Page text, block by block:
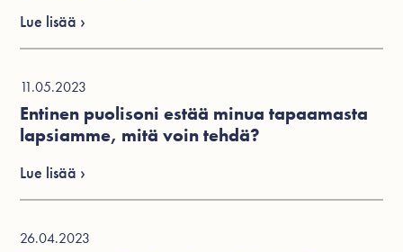
26.04.2023
11.05.2023
Entinen puolisoni estää minua tapaamasta
lapsiamme, mitä voin tehdä?
Lue lisää ›
Lue lisää ›